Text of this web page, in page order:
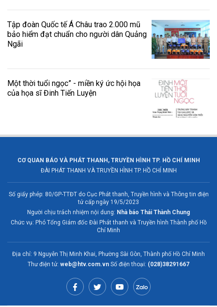
Tập đoàn Quốc tế Á Châu trao 2.000 mũ
bảo hiểm đạt chuẩn cho người dân Quảng
Ngãi
Một thời tuổi ngọc” - miền ký ức hội họa
của họa sĩ Đinh Tiến Luyện
CƠ QUAN BÁO VÀ PHÁT THANH, TRUYỀN HÌNH TP. HỒ CHÍ MINH
ĐÀI PHÁT THANH VÀ TRUYỀN HÌNH TP. HỒ CHÍ MINH
Số giấy phép: 80/GP-TTĐT do Cục Phát thanh, Truyền hình và Thông tin điện
tử cấp ngày 19/5/2023
Người chịu trách nhiệm nội dung: Nhà báo Thái Thành Chung
Chức vụ: Phó Tổng Giám đốc Đài Phát thanh và Truyền hình Thành phố Hồ
Chí Minh
Địa chỉ: 9 Nguyễn Thị Minh Khai, Phường Sài Gòn, Thành phố Hồ Chí Minh
Thư điện tử: web@htv.com.vn Số điện thoại: (028)38291667